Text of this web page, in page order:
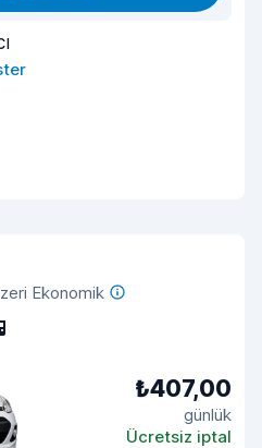
Ekonomik
₺407,00
günlük
Ücretsiz iptal